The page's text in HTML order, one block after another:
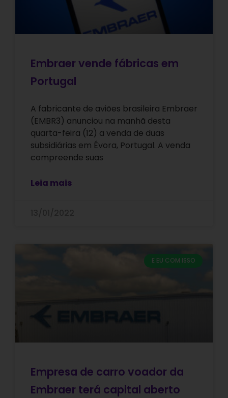
Embraer vende fábricas em
Portugal
A fabricante de aviões brasileira Embraer
(EMBR3) anunciou na manhã desta
quarta-feira (12) a venda de duas
subsidiárias em Évora, Portugal. A venda
compreende suas
Leia mais
E EU COM ISSO
Empresa de carro voador da
Embraer terá capital aberto